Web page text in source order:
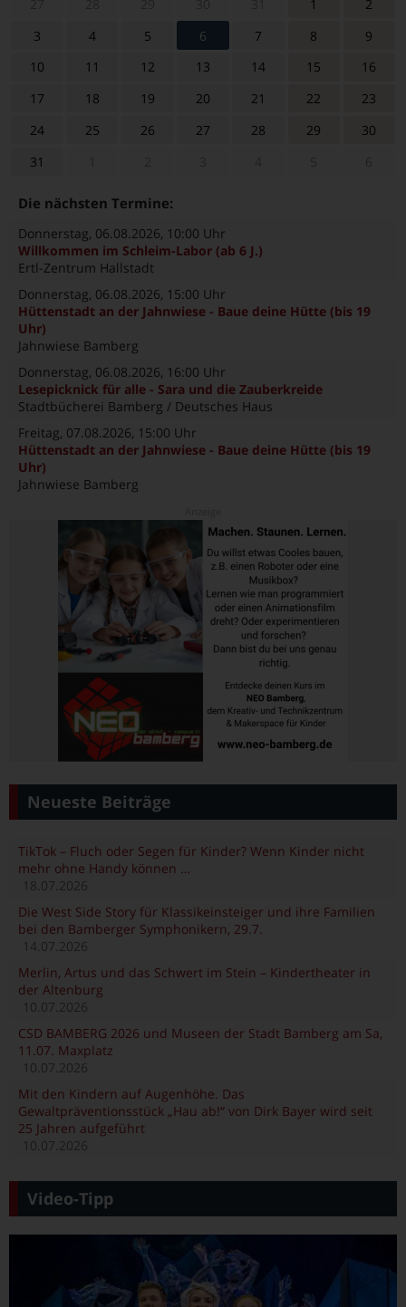
1
2
3
4 5 6 7 8
9
10
11 12 13 14 15
16
17
18 19 20 21 22
23
24
25 26 27 28 29
30
31
Die nächsten Termine:
Donnerstag, 06.08.2026, 10:00 Uhr
Willkommen im Schleim-Labor (ab 6 J.)
Ertl-Zentrum Hallstadt
Donnerstag, 06.08.2026, 15:00 Uhr
Hüttenstadt an der Jahnwiese - Baue deine Hütte (bis 19
Uhr)
Jahnwiese Bamberg
Donnerstag, 06.08.2026, 16:00 Uhr
Lesepicknick für alle - Sara und die Zauberkreide
Stadtbücherei Bamberg / Deutsches Haus
Freitag, 07.08.2026, 15:00 Uhr
Hüttenstadt an der Jahnwiese - Baue deine Hütte (bis 19
Uhr)
Jahnwiese Bamberg
Neueste Beiträge
TikTok – Fluch oder Segen für Kinder? Wenn Kinder nicht
mehr ohne Handy können …
18.07.2026
Die West Side Story für Klassikeinsteiger und ihre Familien
bei den Bamberger Symphonikern, 29.7.
14.07.2026
Merlin, Artus und das Schwert im Stein – Kindertheater in
der Altenburg
10.07.2026
CSD BAMBERG 2026 und Museen der Stadt Bamberg am Sa,
11.07. Maxplatz
10.07.2026
Mit den Kindern auf Augenhöhe. Das
Gewaltpräventionsstück „Hau ab!“ von Dirk Bayer wird seit
25 Jahren aufgeführt
10.07.2026
Video-Tipp